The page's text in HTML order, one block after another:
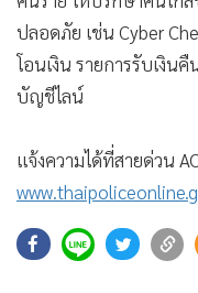
• Motoring
• เกม
•
วิทยาศาสตร์
SMEs
หุ้น
• อินโดจีน
• Celeb Online